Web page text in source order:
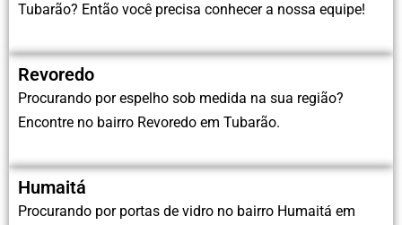
Tubarão? Então você precisa conhecer a nossa equipe!
Revoredo
Procurando por espelho sob medida na sua região?
Encontre no bairro Revoredo em Tubarão.
Humaitá
Procurando por portas de vidro no bairro Humaitá em